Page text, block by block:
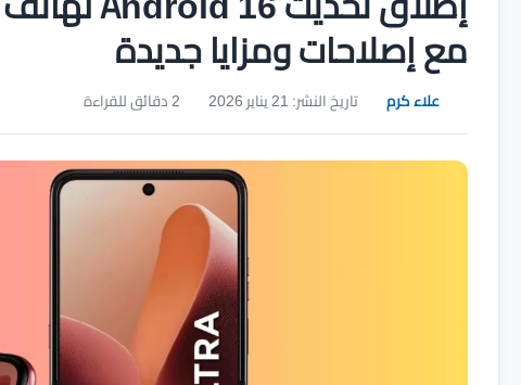
مع إصلاحات ومزايا جديدة
علاء كرم تاريخ النشر: 21 يناير 2026